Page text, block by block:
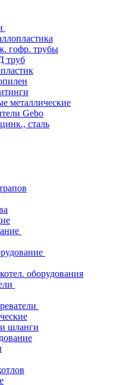
гофр. трубы
труб
металлические
Gebo
сталь
оборудования
шланги